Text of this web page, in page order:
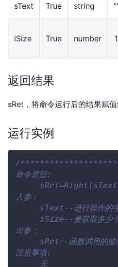
sText True string
iSize True number 1
返回结果
sRet，将命令运行后的结果赋值
运行实例
/
命令原型:
入参：
sText--进行操作的字
iSize--要获取多少个
出参：
sRet--函数调用的输
注意事项:
     无